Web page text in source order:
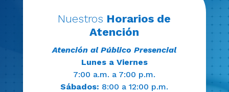
Nuestros Horarios de
Atención
Atención al Público Presencial
Lunes a Viernes
7:00 a.m. a 7:00 p.m.
Sábados: 8:00 a 12:00 p.m.